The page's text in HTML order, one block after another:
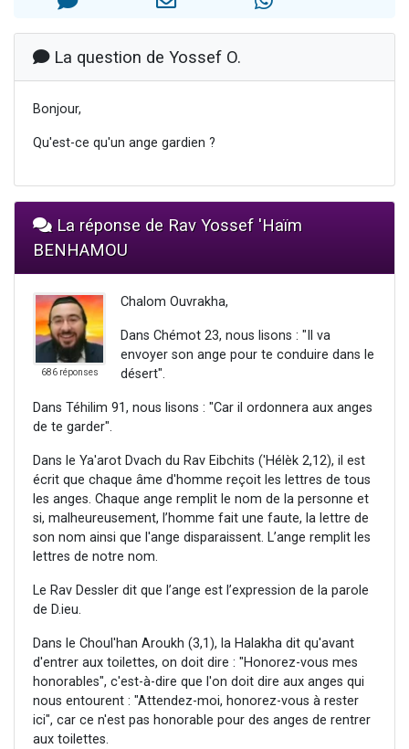
La question de Yossef O.
Bonjour,
Qu'est-ce qu'un ange gardien ?
La réponse de Rav Yossef 'Haïm
BENHAMOU
686 réponses
Chalom Ouvrakha,
Dans Chémot 23, nous lisons : "Il va
envoyer son ange pour te conduire dans le
désert".
Dans Téhilim 91, nous lisons : "Car il ordonnera aux anges
de te garder".
Dans le Ya'arot Dvach du Rav Eibchits ('Hélèk 2,12), il est
écrit que chaque âme d'homme reçoit les lettres de tous
les anges. Chaque ange remplit le nom de la personne et
si, malheureusement, l’homme fait une faute, la lettre de
son nom ainsi que l'ange disparaissent. L’ange remplit les
lettres de notre nom.
Le Rav Dessler dit que l’ange est l’expression de la parole
de D.ieu.
Dans le Choul'han Aroukh (3,1), la Halakha dit qu'avant
d'entrer aux toilettes, on doit dire : "Honorez-vous mes
honorables", c'est-à-dire que l'on doit dire aux anges qui
nous entourent : "Attendez-moi, honorez-vous à rester
ici", car ce n'est pas honorable pour des anges de rentrer
aux toilettes.